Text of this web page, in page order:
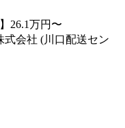
26.1万円〜
式会社 (川口配送セン